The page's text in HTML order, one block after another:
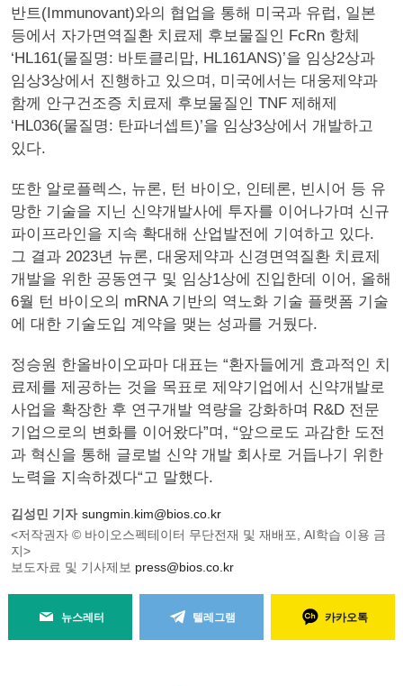
반트(Immunovant)와의 협업을 통해 미국과 유럽, 일본
등에서 자가면역질환 치료제 후보물질인 FcRn 항체
‘HL161(물질명: 바토클리맙, HL161ANS)’을 임상2상과
임상3상에서 진행하고 있으며, 미국에서는 대웅제약과
함께 안구건조증 치료제 후보물질인 TNF 제해제
‘HL036(물질명: 탄파너셉트)’을 임상3상에서 개발하고
있다.
또한 알로플렉스, 뉴론, 턴 바이오, 인테론, 빈시어 등 유
망한 기술을 지닌 신약개발사에 투자를 이어나가며 신규
파이프라인을 지속 확대해 산업발전에 기여하고 있다.
그 결과 2023년 뉴론, 대웅제약과 신경면역질환 치료제
개발을 위한 공동연구 및 임상1상에 진입한데 이어, 올해
6월 턴 바이오의 mRNA 기반의 역노화 기술 플랫폼 기술
에 대한 기술도입 계약을 맺는 성과를 거뒀다.
정승원 한올바이오파마 대표는 “환자들에게 효과적인 치
료제를 제공하는 것을 목표로 제약기업에서 신약개발로
사업을 확장한 후 연구개발 역량을 강화하며 R&D 전문
기업으로의 변화를 이어왔다”며, “앞으로도 과감한 도전
과 혁신을 통해 글로벌 신약 개발 회사로 거듭나기 위한
노력을 지속하겠다“고 말했다.
김성민 기자 sungmin.kim@bios.co.kr
<저작권자 © 바이오스펙테이터 무단전재 및 재배포, AI학습 이용 금
지>
보도자료 및 기사제보 press@bios.co.kr
뉴스레터 텔레그램 카카오톡